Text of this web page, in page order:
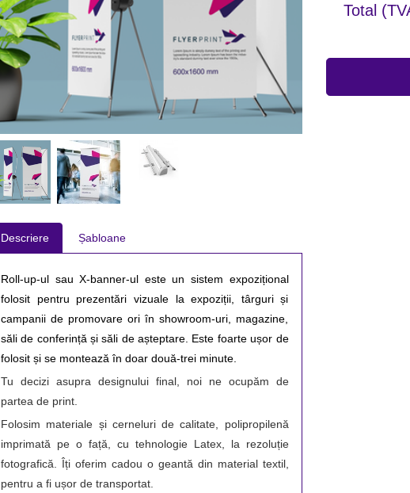
Descriere Șabloane
Roll-up-ul sau X-banner-ul este un sistem expozițional
folosit pentru prezentări vizuale la expoziții, târguri și
campanii de promovare ori în showroom-uri, magazine,
săli de conferință și săli de așteptare. Este foarte ușor de
folosit și se montează în doar două-trei minute.
Tu decizi asupra designului final, noi ne ocupăm de
partea de print.
Folosim materiale și cerneluri de calitate, polipropilenă
imprimată pe o față, cu tehnologie Latex, la rezoluție
fotografică. Îți oferim cadou o geantă din material textil,
pentru a fi ușor de transportat.
Total